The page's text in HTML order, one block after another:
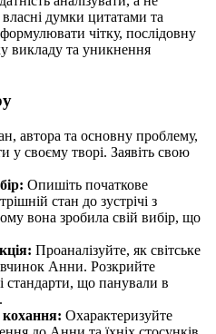
думки цитатами та
чітку, послідовну
викладу та уникнення
автора та основну проблему,
у своєму творі. Заявіть свою
Опишіть початкове
стан до зустрічі з
вона зробила свій вибір, що
Проаналізуйте, як світське
Анни. Розкрийте
стандарти, що панували в
кохання: Охарактеризуйте